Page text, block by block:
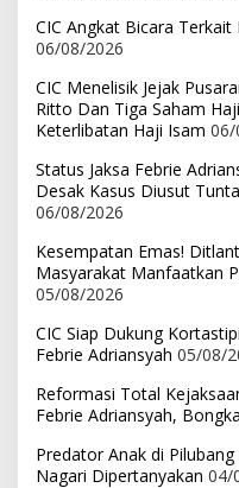
CIC Angkat Bicara
06/08/2026
CIC Menelisik Jejak
Ritto Dan Tiga Saham
Keterlibatan Haji Isam 06/
Status Jaksa Febrie
Desak Kasus Diusut
06/08/2026
Kesempatan Emas!
Masyarakat Manfaatkan
05/08/2026
CIC Siap Dukung
Febrie Adriansyah 05/08/
Reformasi Total
Febrie Adriansyah,
Predator Anak di
Nagari Dipertanyakan 04/